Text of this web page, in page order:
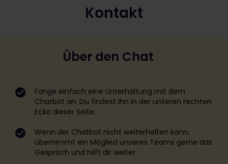
Kontakt
Über den Chat
Fange einfach eine Unterhaltung mit dem
Chatbot an. Du findest ihn in der unteren rechten
Ecke dieser Seite.
Wenn der Chatbot nicht weiterhelfen kann,
übernimmt ein Mitglied unseres Teams gerne das
Gespräch und hilft dir weiter.